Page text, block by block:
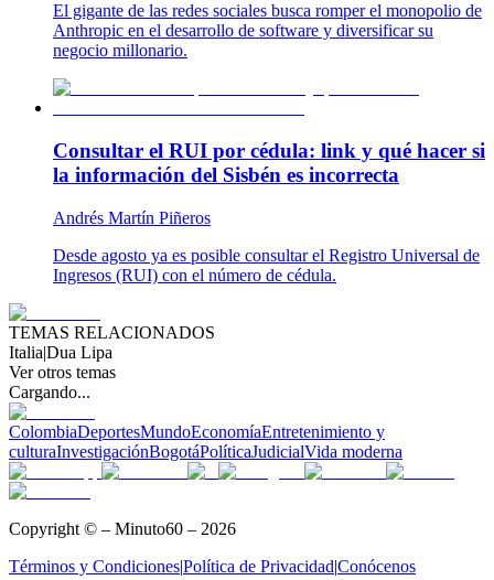
El gigante de las redes sociales busca romper el monopolio de
Anthropic en el desarrollo de software y diversificar su
negocio millonario.
Consultar el RUI por cédula: link y qué hacer si
la información del Sisbén es incorrecta
Andrés Martín Piñeros
Desde agosto ya es posible consultar el Registro Universal de
Ingresos (RUI) con el número de cédula.
TEMAS RELACIONADOS
Italia|Dua Lipa
Ver otros temas
Cargando...
ColombiaDeportesMundoEconomíaEntretenimiento y
culturaInvestigaciónBogotáPolíticaJudicialVida moderna
Copyright © – Minuto60 – 2026
Términos y Condiciones|Política de Privacidad|Conócenos